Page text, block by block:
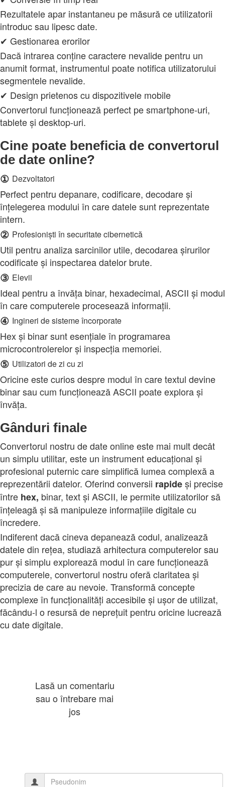
Rezultatele apar instantaneu pe măsură ce utilizatorii
introduc sau lipesc date.
✔ Gestionarea erorilor
Dacă intrarea conține caractere nevalide pentru un
anumit format, instrumentul poate notifica utilizatorului
segmentele nevalide.
✔ Design prietenos cu dispozitivele mobile
Convertorul funcționează perfect pe smartphone-uri,
tablete și desktop-uri.
Cine poate beneficia de convertorul
de date online?
① Dezvoltatori
Perfect pentru depanare, codificare, decodare și
înțelegerea modului în care datele sunt reprezentate
intern.
② Profesioniști în securitate cibernetică
Util pentru analiza sarcinilor utile, decodarea șirurilor
codificate și inspectarea datelor brute.
③ Elevii
Ideal pentru a învăța binar, hexadecimal, ASCII și modul
în care computerele procesează informații.
④ Ingineri de sisteme încorporate
Hex și binar sunt esențiale în programarea
microcontrolerelor și inspecția memoriei.
⑤ Utilizatori de zi cu zi
Oricine este curios despre modul în care textul devine
binar sau cum funcționează ASCII poate explora și
învăța.
Gânduri finale
Convertorul nostru de date online este mai mult decât
un simplu utilitar, este un instrument educațional și
profesional puternic care simplifică lumea complexă a
reprezentării datelor. Oferind conversii rapideși precise
între hex, binar, text și ASCII, le permite utilizatorilor să
înțeleagă și să manipuleze informațiile digitale cu
încredere.
Indiferent dacă cineva depanează codul, analizează
datele din rețea, studiază arhitectura computerelor sau
pur și simplu explorează modul în care funcționează
computerele, convertorul nostru oferă claritatea și
precizia de care au nevoie. Transformă concepte
complexe în funcționalități accesibile și ușor de utilizat,
făcându-l o resursă de neprețuit pentru oricine lucrează
cu date digitale.
Lasă un comentariu
sau o întrebare mai
jos